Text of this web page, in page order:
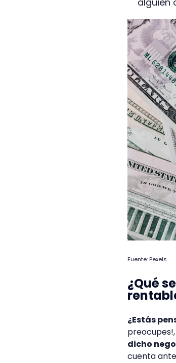
Fuente: Pexels
¿Qué
¿Estás
dicho
cuenta